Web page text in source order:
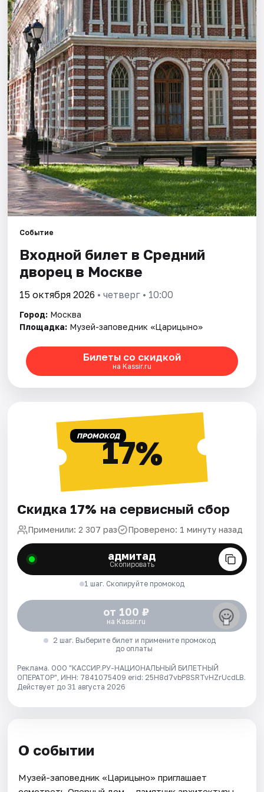
Города
Площадки
Артисты
Рейтинги
Событие
Входной билет в Средний
дворец в Москве
15 октября 2026 • четверг • 10:00
Город: Москва
Площадка: Музей-заповедник «Царицыно»
Билеты со скидкой
на Kassir.ru
ПРОМОКОД17%
Скидка 17% на сервисный сбор
Применили: 2 307 раз Проверено: 1 минуту назад
адмитад
Скопировать
1 шаг. Скопируйте промокод
от 100 ₽
на Kassir.ru
2 шаг. Выберите билет и примените промокод
до оплаты
Реклама. ООО "КАССИР.РУ-НАЦИОНАЛЬНЫЙ БИЛЕТНЫЙ
ОПЕРАТОР", ИНН: 7841075409 erid: 25H8d7vbP8SRTvHZrUcdLB.
Действует до 31 августа 2026
О событии
Музей-заповедник «Царицыно» приглашает